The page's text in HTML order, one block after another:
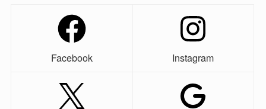
Facebook Instagram